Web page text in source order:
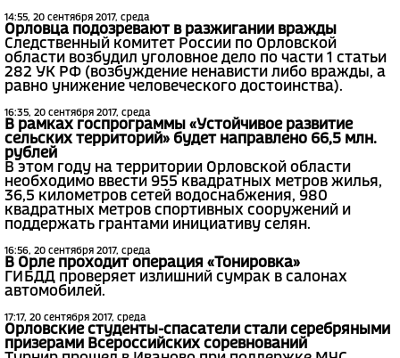
14:55, 20 сентября 2017, среда
Орловца подозревают в разжигании вражды
Следственный комитет России по Орловской
области возбудил уголовное дело по части 1 статьи
282 УК РФ (возбуждение ненависти либо вражды, а
равно унижение человеческого достоинства).
16:35, 20 сентября 2017, среда
В рамках госпрограммы «Устойчивое развитие
сельских территорий» будет направлено 66,5 млн.
рублей
В этом году на территории Орловской области
необходимо ввести 955 квадратных метров жилья,
36,5 километров сетей водоснабжения, 980
квадратных метров спортивных сооружений и
поддержать грантами инициативу селян.
16:56, 20 сентября 2017, среда
В Орле проходит операция «Тонировка»
ГИБДД проверяет излишний сумрак в салонах
автомобилей.
17:17, 20 сентября 2017, среда
Орловские студенты-спасатели стали серебряными
призерами Всероссийских соревнований